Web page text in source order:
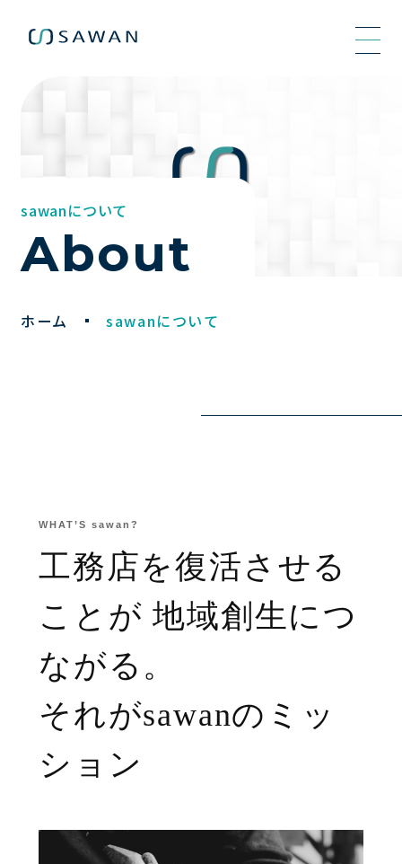
sawanについて
About
ホーム sawanについて
WHAT’S sawan?
工務店を復活させる
ことが 地域創生につ
ながる。
それがsawanのミッ
ション